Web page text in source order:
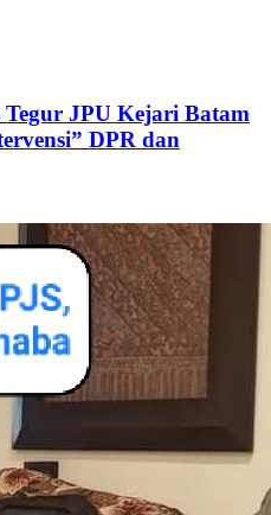
JPU Kejari Batam
DPR dan